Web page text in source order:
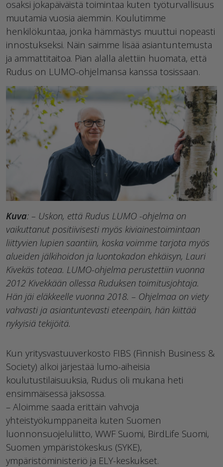
osaksi jokapäiväistä toimintaa kuten työturvallisuus
muutamia vuosia aiemmin. Koulutimme
henkilökuntaa, jonka hämmästys muuttui nopeasti
innostukseksi. Näin saimme lisää asiantuntemusta
ja ammattitaitoa. Pian alalla alettiin huomata, että
Rudus on LUMO-ohjelmansa kanssa tosissaan.
Kuva: – Uskon, että Rudus LUMO -ohjelma on
vaikuttanut positiivisesti myös kiviainestoimintaan
liittyvien lupien saantiin, koska voimme tarjota myös
alueiden jälkihoidon ja luontokadon ehkäisyn, Lauri
Kivekäs toteaa. LUMO-ohjelma perustettiin vuonna
2012 Kivekkään ollessa Ruduksen toimitusjohtaja.
Hän jäi eläkkeelle vuonna 2018. – Ohjelmaa on viety
vahvasti ja asiantuntevasti eteenpäin, hän kiittää
nykyisiä tekijöitä.
Kun yritysvastuuverkosto FIBS (Finnish Business &
Society) alkoi järjestää lumo-aiheisia
koulutustilaisuuksia, Rudus oli mukana heti
ensimmäisessä jaksossa.
– Aloimme saada erittäin vahvoja
yhteistyökumppaneita kuten Suomen
luonnonsuojeluliitto, WWF Suomi, BirdLife Suomi,
Suomen ympäristökeskus (SYKE),
ympäristöministeriö ja ELY-keskukset.